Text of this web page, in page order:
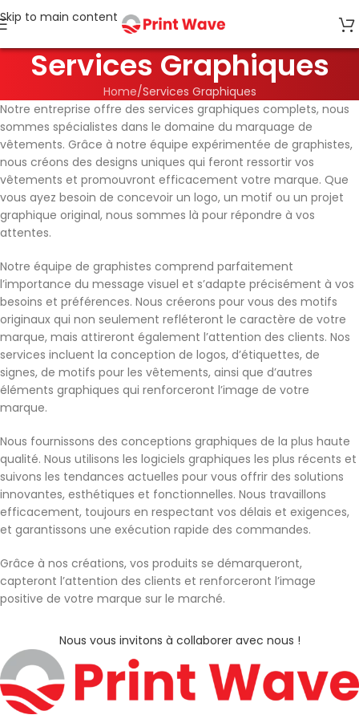
Skip to main content
Services Graphiques
Home Services Graphiques
Notre entreprise offre des services graphiques complets, nous
sommes spécialistes dans le domaine du marquage de
vêtements. Grâce à notre équipe expérimentée de graphistes,
nous créons des designs uniques qui feront ressortir vos
vêtements et promouvront efficacement votre marque. Que
vous ayez besoin de concevoir un logo, un motif ou un projet
graphique original, nous sommes là pour répondre à vos
attentes.
Notre équipe de graphistes comprend parfaitement
l’importance du message visuel et s’adapte précisément à vos
besoins et préférences. Nous créerons pour vous des motifs
originaux qui non seulement refléteront le caractère de votre
marque, mais attireront également l’attention des clients. Nos
services incluent la conception de logos, d’étiquettes, de
signes, de motifs pour les vêtements, ainsi que d’autres
éléments graphiques qui renforceront l’image de votre
marque.
Nous fournissons des conceptions graphiques de la plus haute
qualité. Nous utilisons les logiciels graphiques les plus récents et
suivons les tendances actuelles pour vous offrir des solutions
innovantes, esthétiques et fonctionnelles. Nous travaillons
efficacement, toujours en respectant vos délais et exigences,
et garantissons une exécution rapide des commandes.
Grâce à nos créations, vos produits se démarqueront,
capteront l’attention des clients et renforceront l’image
positive de votre marque sur le marché.
Nous vous invitons à collaborer avec nous !